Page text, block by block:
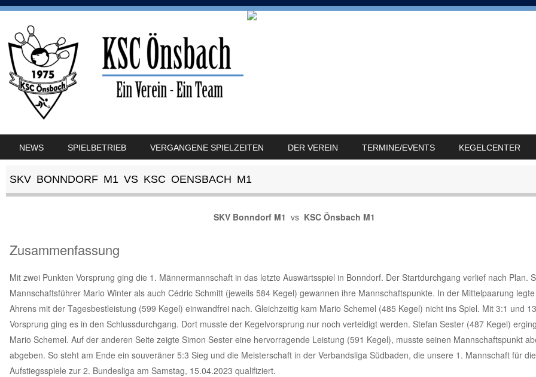
MENU
NEWS SPIELBETRIEB VERGANGENE SPIELZEITEN DER VEREIN TERMINE/EVENTS KEGELCENTER
SKV BONNDORF M1 VS KSC OENSBACH M1
SKV Bonndorf M1 vs KSC Önsbach M1
Zusammenfassung
Mit zwei Punkten Vorsprung ging die 1. Männermannschaft in das letzte Auswärtsspiel in Bonndorf. Der Startdurchgang verlief nach Plan.
Mannschaftsführer Mario Winter als auch Cédric Schmitt (jeweils 584 Kegel) gewannen ihre Mannschaftspunkte. In der Mittelpaarung
Ahrens mit der Tagesbestleistung (599 Kegel) einwandfrei nach. Gleichzeitig kam Mario Schemel (485 Kegel) nicht ins Spiel. Mit 3:1 und
Vorsprung ging es in den Schlussdurchgang. Dort musste der Kegelvorsprung nur noch verteidigt werden. Stefan Sester (487 Kegel)
Mario Schemel. Auf der anderen Seite zeigte Simon Sester eine hervorragende Leistung (591 Kegel), musste seinen Mannschaftspunkt
abgeben. So steht am Ende ein souveräner 5:3 Sieg und die Meisterschaft in der Verbandsliga Südbaden, die unsere 1. Mannschaft für die
Aufstiegsspiele zur 2. Bundesliga am Samstag, 15.04.2023 qualifiziert.